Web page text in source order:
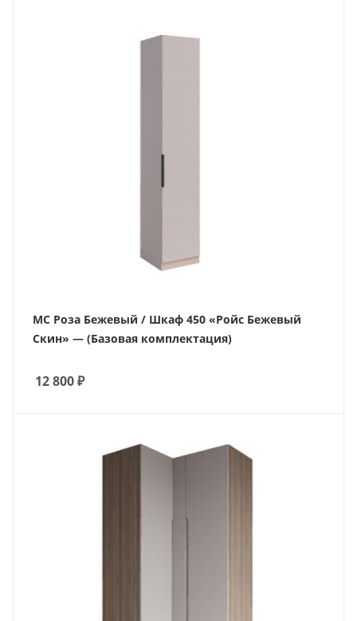
МС Роза Бежевый / Шкаф 450 «Ройс Бежевый
Скин» — (Базовая комплектация)
12 800₽